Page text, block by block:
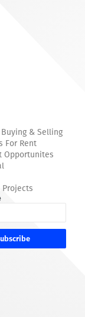
& Selling
For Rent
Opportunites